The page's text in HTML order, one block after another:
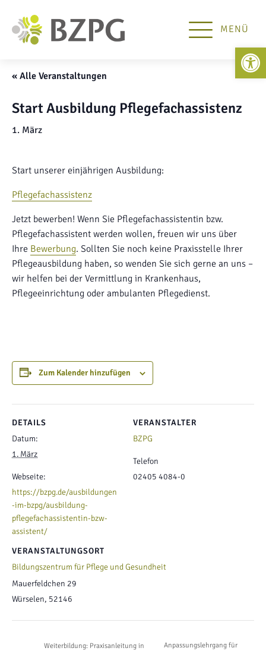
MENÜ
« Alle Veranstaltungen
Start Ausbildung Pflegefachassistenz
1. März
Start unserer einjährigen Ausbildung:
Pflegefachassistenz
Jetzt bewerben! Wenn Sie Pflegefachassistentin bzw.
Pflegefachassistent werden wollen, freuen wir uns über
Ihre Bewerbung. Sollten Sie noch keine Praxisstelle Ihrer
Pflegeausbildung haben, so wenden Sie sich gerne an uns –
wir helfen bei der Vermittlung in Krankenhaus,
Pflegeeinrichtung oder ambulanten Pflegedienst.
Zum Kalender hinzufügen
DETAILS
Datum:
1. März
Webseite:
https://bzpg.de/ausbildungen
-im-bzpg/ausbildung-
pflegefachassistentin-bzw-
assistent/
VERANSTALTUNGSORT
Bildungszentrum für Pflege und Gesundheit
Mauerfeldchen 29
Würselen, 52146
VERANSTALTER
BZPG
Telefon
02405 4084-0
Weiterbildung: Praxisanleitung in
Anpassungslehrgang für